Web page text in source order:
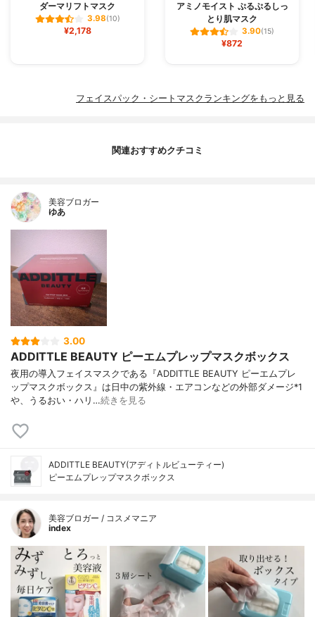
ダーマリフトマスク
3.98(10)
¥2,178
アミノモイスト ぷるぷるしっ
とり肌マスク
3.90(15)
¥872
フェイスパック・シートマスクランキングをもっと見る
関連おすすめクチコミ
美容ブロガー
ゆあ
3.00
ADDITTLE BEAUTY ピーエムプレップマスクボックス
夜用の導入フェイスマスクである『ADDITTLE BEAUTY ピーエムプレ
ップマスクボックス』は日中の紫外線・エアコンなどの外部ダメージ*1
や、うるおい・ハリ…続きを見る
ADDITTLE BEAUTY(アディトルビューティー)
ピーエムプレップマスクボックス
美容ブロガー / コスメマニア
index